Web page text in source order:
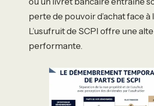
perte de pouvoir d’achat face à
L’usufruit de SCPI offre une
performante.